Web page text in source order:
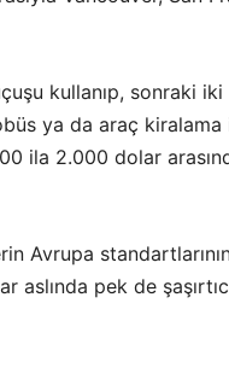
kullanıp, sonraki iki
ya da araç kiralama
ila 2.000 dolar
Avrupa
aslında pek de